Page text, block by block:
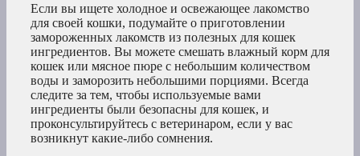
Если вы ищете холодное и освежающее лакомство
для своей кошки, подумайте о приготовлении
замороженных лакомств из полезных для кошек
ингредиентов. Вы можете смешать влажный корм для
кошек или мясное пюре с небольшим количеством
воды и заморозить небольшими порциями. Всегда
следите за тем, чтобы используемые вами
ингредиенты были безопасны для кошек, и
проконсультируйтесь с ветеринаром, если у вас
возникнут какие-либо сомнения.